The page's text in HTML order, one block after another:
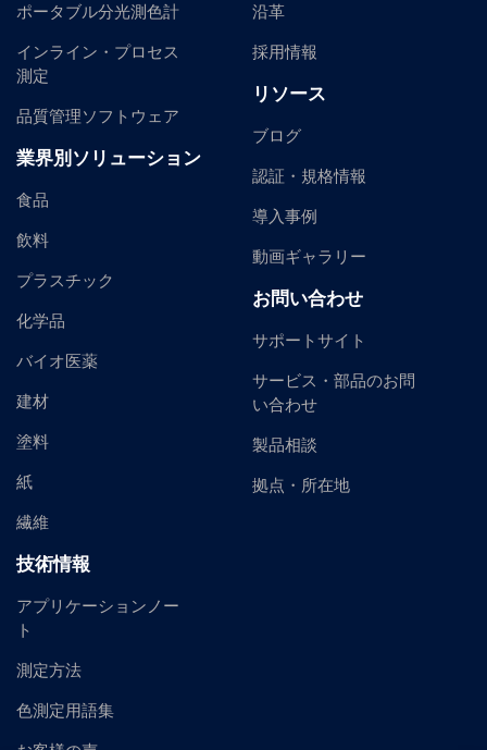
ポータブル分光測色計
インライン・プロセス
測定
品質管理ソフトウェア
業界別ソリューション
食品
飲料
プラスチック
化学品
バイオ医薬
建材
塗料
紙
繊維
技術情報
アプリケーションノー
ト
測定方法
色測定用語集
沿革
採用情報
リソース
ブログ
認証・規格情報
導入事例
動画ギャラリー
お問い合わせ
サポートサイト
サービス・部品のお問
い合わせ
製品相談
拠点・所在地